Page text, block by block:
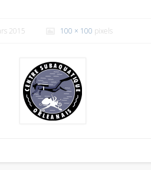
2015 100 × 100 pixels